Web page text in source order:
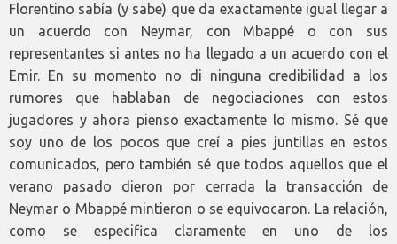
Florentino sabía (y sabe) que da exactamente igual llegar a
un acuerdo con Neymar, con Mbappé o con sus
representantes si antes no ha llegado a un acuerdo con el
Emir. En su momento no di ninguna credibilidad a los
rumores que hablaban de negociaciones con estos
jugadores y ahora pienso exactamente lo mismo. Sé que
soy uno de los pocos que creí a pies juntillas en estos
comunicados, pero también sé que todos aquellos que el
verano pasado dieron por cerrada la transacción de
Neymar o Mbappé mintieron o se equivocaron. La relación,
como se especifica claramente en uno de los